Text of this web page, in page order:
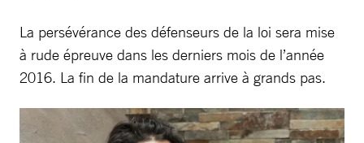
La persévérance des défenseurs de la loi sera mise
à rude épreuve dans les derniers mois de l’année
2016. La fin de la mandature arrive à grands pas.